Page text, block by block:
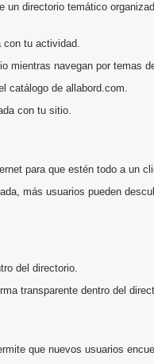
un directorio temático
con tu actividad.
mientras navegan por temas
catálogo de allabord.com.
con tu sitio.
para que estén todo a un
más usuarios pueden
del directorio.
transparente dentro del
que nuevos usuarios